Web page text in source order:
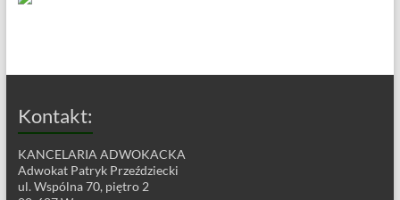
Kontakt:
KANCELARIA ADWOKACKA
Adwokat Patryk Przeździecki
ul. Wspólna 70, piętro 2